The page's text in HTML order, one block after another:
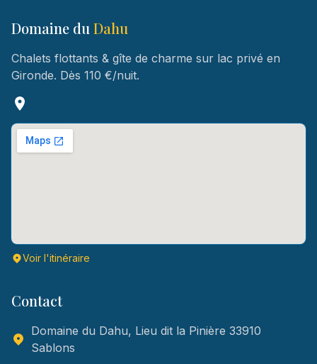
Domaine du Dahu
Chalets flottants & gîte de charme sur lac privé en
Gironde. Dès 110 €/nuit.
Voir l'itinéraire
Contact
Domaine du Dahu, Lieu dit la Pinière 33910
Sablons